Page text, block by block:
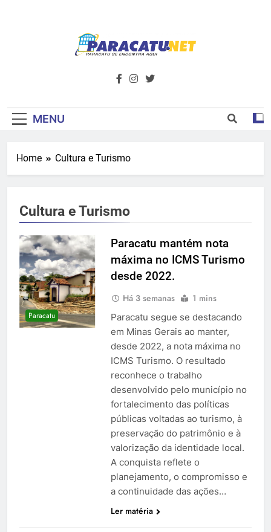
Paracatu.net –
Notícias E
Primeiro Do
além de tudo sobre esportes e
MENU
Home Cultura e Turismo
Cultura e Turismo
Paracatu
Paracatu mantém nota
máxima no ICMS Turismo
desde 2022.
Há 3 semanas 1 mins
Paracatu segue se destacando
em Minas Gerais ao manter,
desde 2022, a nota máxima no
ICMS Turismo. O resultado
reconhece o trabalho
desenvolvido pelo município no
fortalecimento das políticas
públicas voltadas ao turismo, à
preservação do patrimônio e à
valorização da identidade local.
A conquista reflete o
planejamento, o compromisso e
a continuidade das ações…
Ler matéria